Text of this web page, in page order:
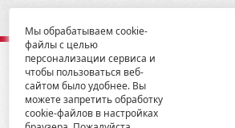
* -- Рекомендованная розничная цена в
Екатеринбурге
© 2012-2026 ГК Металлопродукция
Мы обрабатываем cookie-
файлы с целью
персонализации сервиса и
чтобы пользоваться веб-
сайтом было удобнее. Вы
можете запретить обработку
cookie-файлов в настройках